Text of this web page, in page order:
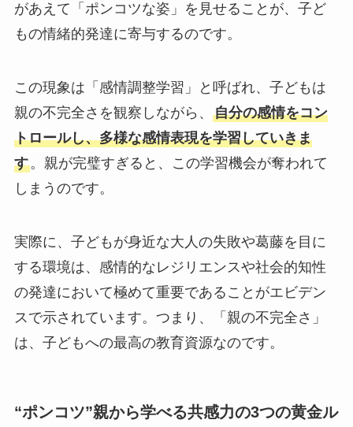
があえて「ポンコツな姿」を見せることが、子ど
もの情緒的発達に寄与するのです。
この現象は「感情調整学習」と呼ばれ、子どもは
親の不完全さを観察しながら、 自分の感情をコン
トロールし、多様な感情表現を学習していきま
す。親が完璧すぎると、この学習機会が奪われて
しまうのです。
実際に、子どもが身近な大人の失敗や葛藤を目に
する環境は、感情的なレジリエンスや社会的知性
の発達において極めて重要であることがエビデン
スで示されています。つまり、「親の不完全さ」
は、子どもへの最高の教育資源なのです。
“ポンコツ”親から学べる共感力の3つの黄金ル